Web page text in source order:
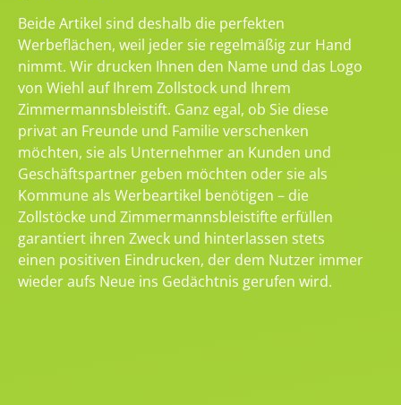
Beide Artikel sind deshalb die perfekten
Werbeflächen, weil jeder sie regelmäßig zur Hand
nimmt. Wir drucken Ihnen den Name und das Logo
von Wiehl auf Ihrem Zollstock und Ihrem
Zimmermannsbleistift. Ganz egal, ob Sie diese
privat an Freunde und Familie verschenken
möchten, sie als Unternehmer an Kunden und
Geschäftspartner geben möchten oder sie als
Kommune als Werbeartikel benötigen – die
Zollstöcke und Zimmermannsbleistifte erfüllen
garantiert ihren Zweck und hinterlassen stets
einen positiven Eindrucken, der dem Nutzer immer
wieder aufs Neue ins Gedächtnis gerufen wird.